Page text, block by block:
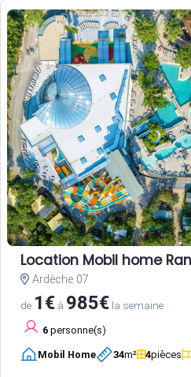
Location Mobil home
Ardèche 07
de 1€ à 985€ la semaine
6 personne(s)
Mobil Home 34m² 4pièces